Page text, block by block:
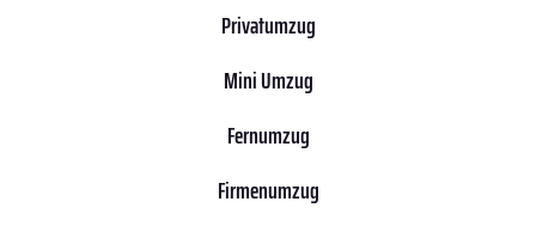
Privatumzug
Mini Umzug
Fernumzug
Firmenumzug